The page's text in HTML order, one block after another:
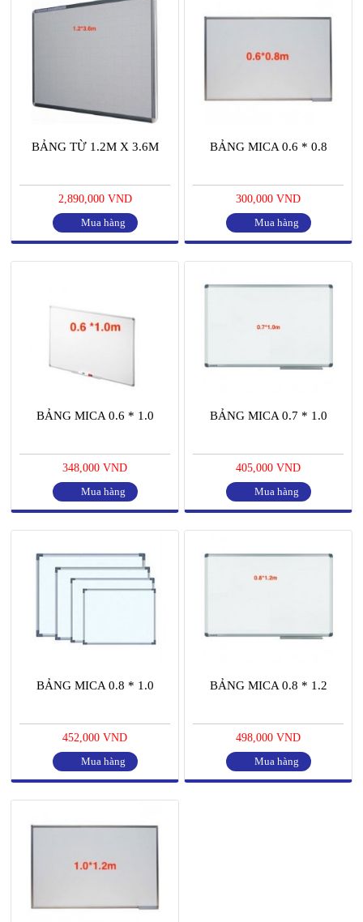
BẢNG TỪ 1.2M X 3.6M
2,890,000 VND
Mua hàng
BẢNG MICA 0.6 * 0.8
300,000 VND
Mua hàng
BẢNG MICA 0.6 * 1.0
348,000 VND
Mua hàng
BẢNG MICA 0.7 * 1.0
405,000 VND
Mua hàng
BẢNG MICA 0.8 * 1.0
452,000 VND
Mua hàng
BẢNG MICA 0.8 * 1.2
498,000 VND
Mua hàng